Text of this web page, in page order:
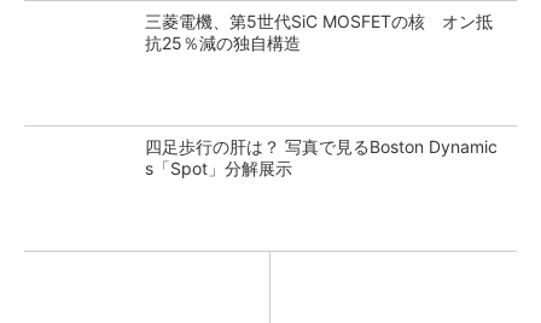
三菱電機、第5世代SiC MOSFETの核 オン抵
抗25％減の独自構造
四足歩行の肝は？ 写真で見るBoston Dynamic
s「Spot」分解展示